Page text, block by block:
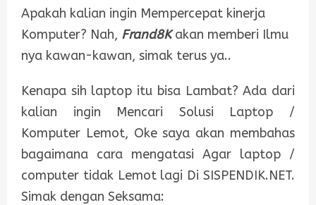
Apakah kalian ingin Mempercepat kinerja
Komputer? Nah, Frand8Kakan memberi Ilmu
nya kawan-kawan, simak terus ya..
Kenapa sih laptop itu bisa Lambat? Ada dari
kalian ingin Mencari Solusi Laptop /
Komputer Lemot, Oke saya akan membahas
bagaimana cara mengatasi Agar laptop /
computer tidak Lemot lagi Di SISPENDIK.NET.
Simak dengan Seksama: